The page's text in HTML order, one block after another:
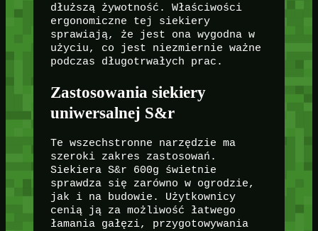
dłuższą żywotność. Właściwości
ergonomiczne tej siekiery
sprawiają, że jest ona wygodna w
użyciu, co jest niezmiernie ważne
podczas długotrwałych prac.
Zastosowania siekiery
uniwersalnej S&r
Te wszechstronne narzędzie ma
szeroki zakres zastosowań.
Siekiera S&r 600g świetnie
sprawdza się zarówno w ogrodzie,
jak i na budowie. Użytkownicy
cenią ją za możliwość łatwego
łamania gałęzi, przygotowywania